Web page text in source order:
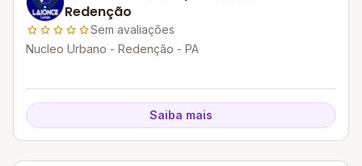
Redenção
Sem avaliações
Nucleo Urbano - Redenção - PA
Saiba mais